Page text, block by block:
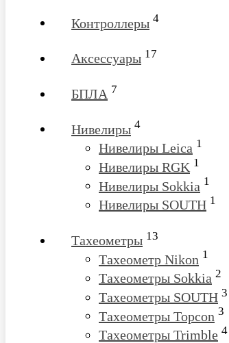
Контроллеры 4
Аксессуары 17
БПЛА 7
Нивелиры 4
Нивелиры Leica 1
Нивелиры RGK 1
Нивелиры Sokkia 1
Нивелиры SOUTH 1
Тахеометры 13
Тахеометр Nikon 1
Тахеометры Sokkia 2
Тахеометры SOUTH 3
Тахеометры Topcon 3
Тахеометры Trimble 4